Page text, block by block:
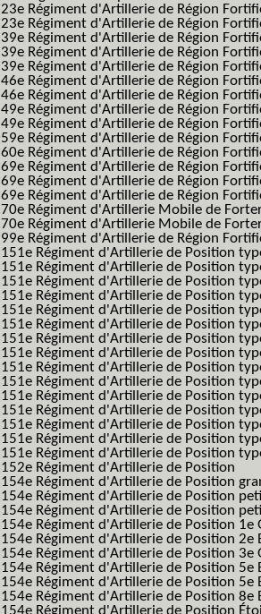
23e Régiment d'Artillerie de Région
23e Régiment d'Artillerie de Région
39e Régiment d'Artillerie de Région
39e Régiment d'Artillerie de Région
39e Régiment d'Artillerie de Région
46e Régiment d'Artillerie de Région
46e Régiment d'Artillerie de Région
49e Régiment d'Artillerie de Région
49e Régiment d'Artillerie de Région
59e Régiment d'Artillerie de Région
60e Régiment d'Artillerie de Région
69e Régiment d'Artillerie de Région
69e Régiment d'Artillerie de Région
69e Régiment d'Artillerie de Région
70e Régiment d'Artillerie Mobile de
70e Régiment d'Artillerie Mobile de
99e Régiment d'Artillerie de Région
151e Régiment d'Artillerie de Position
151e Régiment d'Artillerie de Position
151e Régiment d'Artillerie de Position
151e Régiment d'Artillerie de Position
151e Régiment d'Artillerie de Position
151e Régiment d'Artillerie de Position
151e Régiment d'Artillerie de Position
151e Régiment d'Artillerie de Position
151e Régiment d'Artillerie de Position
151e Régiment d'Artillerie de Position
151e Régiment d'Artillerie de Position
151e Régiment d'Artillerie de Position
151e Régiment d'Artillerie de Position
151e Régiment d'Artillerie de Position
151e Régiment d'Artillerie de Position
152e Régiment d'Artillerie de Position
154e Régiment d'Artillerie de Position
154e Régiment d'Artillerie de Position
154e Régiment d'Artillerie de Position
154e Régiment d'Artillerie de Position 1e
154e Régiment d'Artillerie de Position 2e
154e Régiment d'Artillerie de Position 3e
154e Régiment d'Artillerie de Position 5e
154e Régiment d'Artillerie de Position 5e
154e Régiment d'Artillerie de Position 8e
154e Régiment d'Artillerie de Position